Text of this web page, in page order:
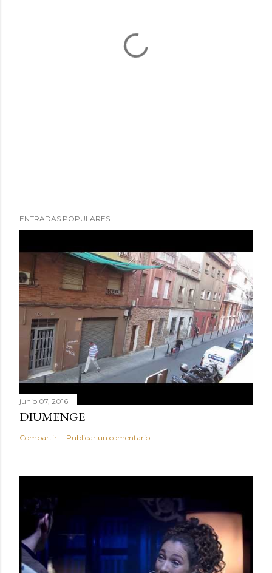
ENTRADAS POPULARES
junio 07, 2016
DIUMENGE
Compartir Publicar un comentario